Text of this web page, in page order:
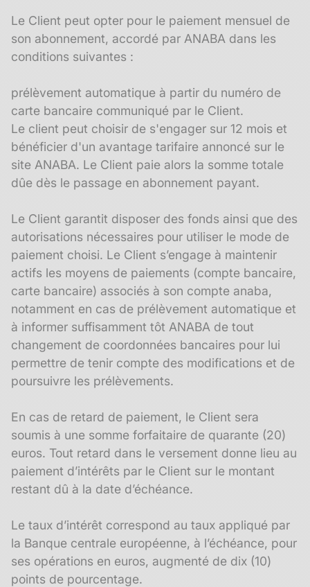
Le Client peut opter pour le paiement mensuel de
son abonnement, accordé par ANABA dans les
conditions suivantes :
prélèvement automatique à partir du numéro de
carte bancaire communiqué par le Client.
Le client peut choisir de s'engager sur 12 mois et
bénéficier d'un avantage tarifaire annoncé sur le
site ANABA. Le Client paie alors la somme totale
dûe dès le passage en abonnement payant.
Le Client garantit disposer des fonds ainsi que des
autorisations nécessaires pour utiliser le mode de
paiement choisi. Le Client s’engage à maintenir
actifs les moyens de paiements (compte bancaire,
carte bancaire) associés à son compte anaba,
notamment en cas de prélèvement automatique et
à informer suffisamment tôt ANABA de tout
changement de coordonnées bancaires pour lui
permettre de tenir compte des modifications et de
poursuivre les prélèvements.
En cas de retard de paiement, le Client sera
soumis à une somme forfaitaire de quarante (20)
euros. Tout retard dans le versement donne lieu au
paiement d’intérêts par le Client sur le montant
restant dû à la date d’échéance.
Le taux d’intérêt correspond au taux appliqué par
la Banque centrale européenne, à l’échéance, pour
ses opérations en euros, augmenté de dix (10)
points de pourcentage.